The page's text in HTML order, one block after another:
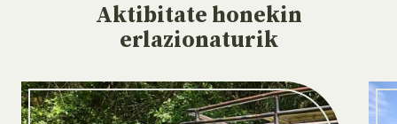
Aktibitate honekin
erlazionaturik